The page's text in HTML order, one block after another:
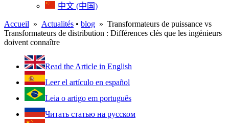
中文 (中国)
Accueil » Actualités • blog » Transformateurs de puissance vs
Transformateurs de distribution : Différences clés que les ingénieurs
doivent connaître
Read the Article in English
Leer el artículo en español
Leia o artigo em português
Читать статью на русском